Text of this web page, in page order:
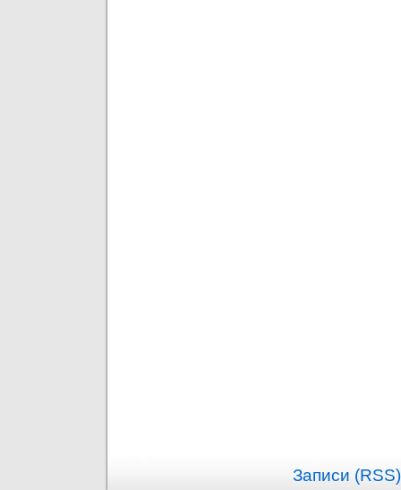
Записи (RSS)